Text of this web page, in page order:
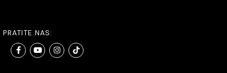
PRATITE NAS: